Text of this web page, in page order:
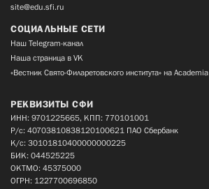
site@edu.sfi.ru
СОЦИАЛЬНЫЕ СЕТИ
Наш Telegram-канал
Наша страница в VK
«Вестник Свято-Филаретовского института» на Academia
РЕКВИЗИТЫ СФИ
ИНН: 9701225665, КПП: 770101001
Р/с: 40703810838120100621 ПАО Сбербанк
К/с: 30101810400000000225
БИК: 044525225
ОКТМО: 45375000
ОГРН: 1227700696850